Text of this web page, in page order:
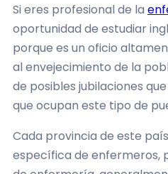
Si eres profesional de la
oportunidad de estudiar
porque es un oficio
al envejecimiento de la
de posibles jubilaciones
que ocupan este tipo de
Cada provincia de este
específica de enfermeros,